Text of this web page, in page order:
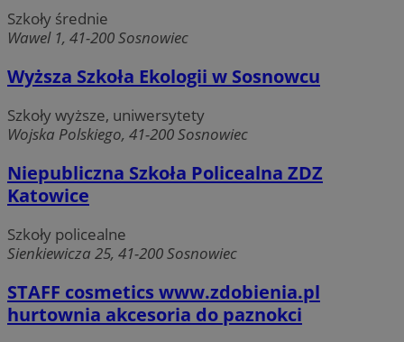
Szkoły średnie
Wawel 1, 41-200 Sosnowiec
Wyższa Szkoła Ekologii w Sosnowcu
Szkoły wyższe, uniwersytety
Wojska Polskiego, 41-200 Sosnowiec
Niepubliczna Szkoła Policealna ZDZ
Katowice
Szkoły policealne
Sienkiewicza 25, 41-200 Sosnowiec
STAFF cosmetics www.zdobienia.pl
hurtownia akcesoria do paznokci